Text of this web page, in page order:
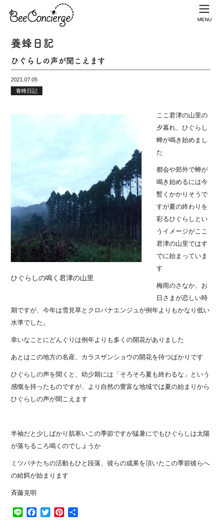
MENU
養蜂日記
ひぐらしの声が聞こえます
2021.07.05
養蜂日記
ひぐらしの鳴く君津の山里
ここ君津の山里の
夕暮れ、ひぐらし
蝉が鳴き始めまし
た
都会や郊外で蝉が
鳴き始めるには今
暫くかかりそうで
すが夏の終わりを
彩るひぐらしとい
うイメージがここ
君津の山里ではす
でに始まっていま
す
梅雨のさなか、お
日さまが恋しい時
期ですが、今年は雪見草とクロバナエンジュが例年よりもかなり低い
水準でした。
幸いなことにどんぐりは例年よりも多くの開花がありました
あとはこの地方の名産、カラスザンショウの開花を待つばかりです
ひぐらしの声を聞くと、幼少期には「そろそろ夏も終わるな」 という
感慨を持ったものですが、より自然の豊富な地域では夏の始まりから
ひぐらしの声が聞こえます
半袖だと少しばかり肌寒いこの季節ですが猛暑にでもひぐらしは太陽
が落ちるころ鳴くのでしょうか
ミツバチたちの活動もひと段落、彼らの成果を頂いたこの季節彼らへ
の給餌が始まります
斉藤克明
Line Facebook
TwitterPinterest